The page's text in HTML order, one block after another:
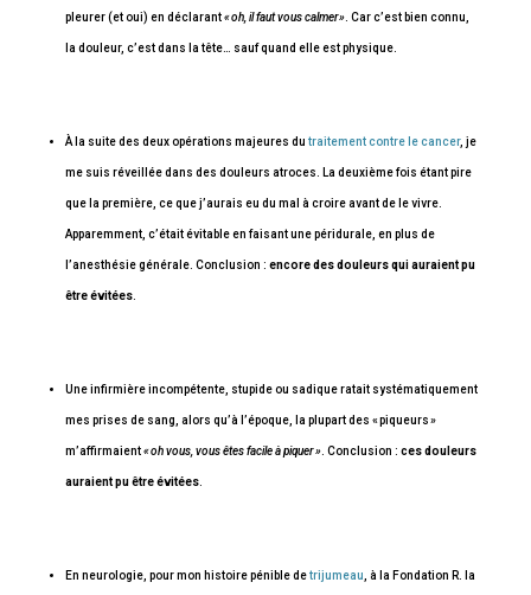
pleurer (et oui) en déclarant« oh, il faut vous calmer ». Car c’est bien connu,
la douleur, c’est dans la tête… sauf quand elle est physique.
À la suite des deux opérations majeures du traitement contre le cancer, je
me suis réveillée dans des douleurs atroces. La deuxième fois étant pire
que la première, ce que j’aurais eu du mal à croire avant de le vivre.
Apparemment, c’était évitable en faisant une péridurale, en plus de
l’anesthésie générale. Conclusion : encore des douleurs qui auraient pu
être évitées.
Une infirmière incompétente, stupide ou sadique ratait systématiquement
mes prises de sang, alors qu’à l’époque, la plupart des « piqueurs »
m’affirmaient« oh vous, vous êtes facile à piquer ». Conclusion : ces douleurs
auraient pu être évitées.
En neurologie, pour mon histoire pénible detrijumeau , à la Fondation R. la